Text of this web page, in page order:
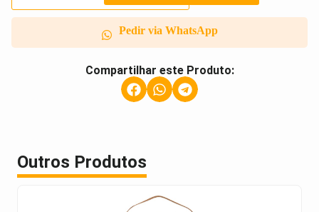
Pedir via WhatsApp
Compartilhar este Produto:
Outros Produtos